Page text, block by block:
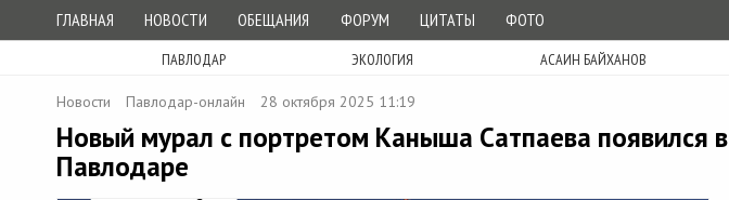
ГЛАВНАЯ НОВОСТИ ОБЕЩАНИЯ ФОРУМ ЦИТАТЫ ФОТО
ПАВЛОДАР ЭКОЛОГИЯ АСАИН БАЙХАНОВ
Новости Павлодар-онлайн 28 октября 2025 11:19
Новый мурал с портретом Каныша Сатпаева появился в
Павлодаре